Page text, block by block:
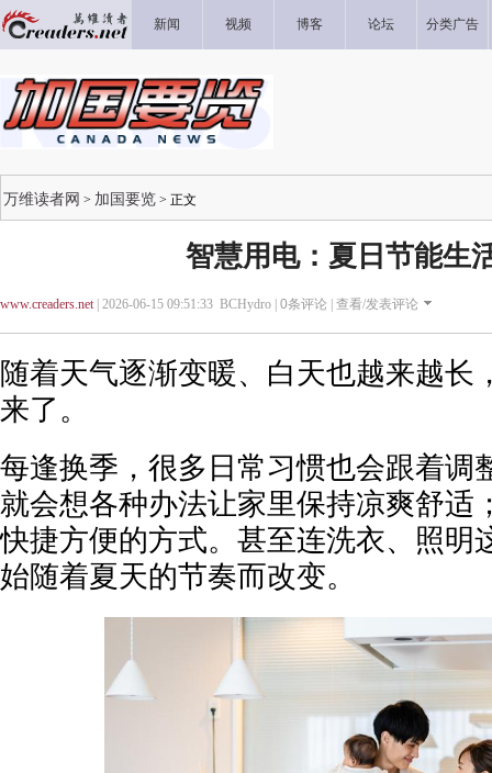
新闻 视频 博客 论坛 分类广告
万维读者网 > 加国要览 > 正文
智慧用电：夏日节能生
www.creaders.net| 2026-06-15 09:51:33 BCHydro | 0条评论 | 查看/发表评论
随着天气逐渐变暖、白天也越来越长
来了。
每逢换季，很多日常习惯也会跟着调
就会想各种办法让家里保持凉爽舒适
快捷方便的方式。甚至连洗衣、照明
始随着夏天的节奏而改变。